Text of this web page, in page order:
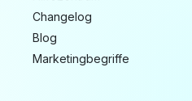
Changelog
Blog
Marketingbegriffe